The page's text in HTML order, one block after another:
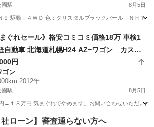
園駅 8月5日
Ｅ 駆動：４ＷＤ 色：クリスタルブラックパール ＮＨ７
積公園駅 N-ONE
まぐれセール》格安コミコミ価格18万 車検1
自動車 北海道札幌H24 AZ−ワゴン カスタ
イルXT 4WD
円
ゴン
2012年
園駅 8月5日
→１８万円 気まぐれでやめます。お問い合わせいただい
積公園駅 AZ-ワゴン ワゴン
社ローン】審査通らない方へ